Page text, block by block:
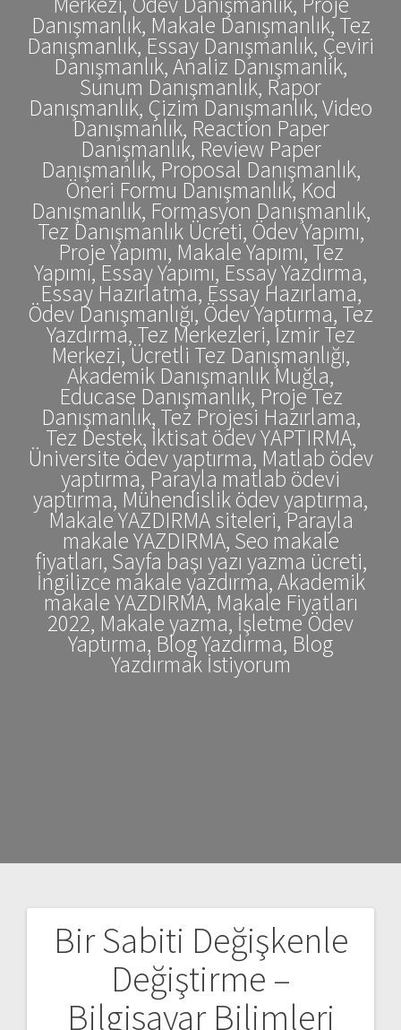
Danışmanlık, Makale Danışmanlık, Tez
Danışmanlık, Essay Danışmanlık, Çeviri
Danışmanlık, Analiz Danışmanlık,
Sunum Danışmanlık, Rapor
Danışmanlık, Çizim Danışmanlık, Video
Danışmanlık, Reaction Paper
Danışmanlık, Review Paper
Danışmanlık, Proposal Danışmanlık,
Öneri Formu Danışmanlık, Kod
Danışmanlık, Formasyon Danışmanlık,
Tez Danışmanlık Ücreti, Ödev Yapımı,
Proje Yapımı, Makale Yapımı, Tez
Yapımı, Essay Yapımı, Essay Yazdırma,
Essay Hazırlatma, Essay Hazırlama,
Ödev Danışmanlığı, Ödev Yaptırma, Tez
Yazdırma, Tez Merkezleri, İzmir Tez
Merkezi, Ücretli Tez Danışmanlığı,
Akademik Danışmanlık Muğla,
Educase Danışmanlık, Proje Tez
Danışmanlık, Tez Projesi Hazırlama,
Tez Destek, İktisat ödev YAPTIRMA,
Üniversite ödev yaptırma, Matlab ödev
yaptırma, Parayla matlab ödevi
yaptırma, Mühendislik ödev yaptırma,
Makale YAZDIRMA siteleri, Parayla
makale YAZDIRMA, Seo makale
fiyatları, Sayfa başı yazı yazma ücreti,
İngilizce makale yazdırma, Akademik
makale YAZDIRMA, Makale Fiyatları
2022, Makale yazma, İşletme Ödev
Yaptırma, Blog Yazdırma, Blog
Yazdırmak İstiyorum
Bir Sabiti Değişkenle
Değiştirme –
Bilgisayar Bilimleri
Yazı
gezinmesi